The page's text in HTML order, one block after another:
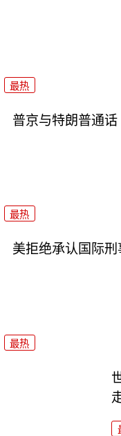
最热
普京与特朗普通
最热
美拒绝承认国际
最热